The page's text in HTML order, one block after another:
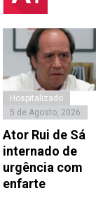
Hospitalizado
5 de Agosto, 2026
Ator Rui de Sá
internado de
urgência com
enfarte